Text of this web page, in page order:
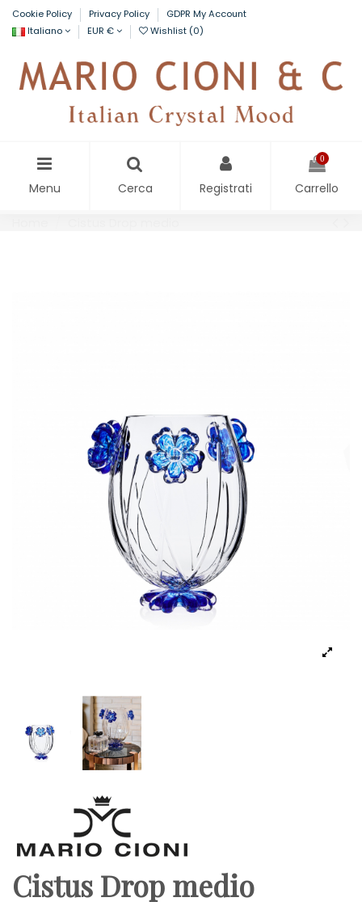
Cookie Policy Privacy Policy
GDPR My Account
Italiano
EUR € Wishlist (0)
Menu Cerca Registrati
0
Carrello
Cistus Drop medio